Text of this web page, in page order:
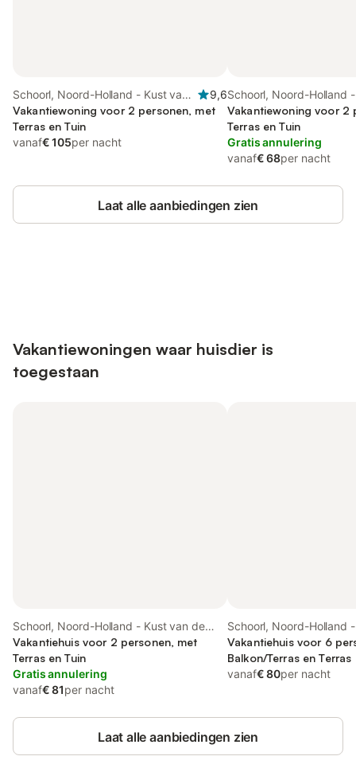
Schoorl, Noord-Holland - Kust van
de Noordzee
9,6
Vakantiewoning voor 2 personen, met
Terras en Tuin
vanaf€ 105per nacht
Schoorl, Noord-Holland
de Noordzee
Vakantiewoning voor 2
Terras en Tuin
Gratis annulering
vanaf€ 68per nacht
Laat alle aanbiedingen zien
Vakantiewoningen waar huisdier is
toegestaan
Schoorl, Noord-Holland - Kust van de
Noordzee
Vakantiehuis voor 2 personen, met
Terras en Tuin
Gratis annulering
vanaf€ 81per nacht
Schoorl, Noord-Holland
Noordzee
Vakantiehuis voor 6
Balkon/Terras en Terras
vanaf€ 80per nacht
Laat alle aanbiedingen zien